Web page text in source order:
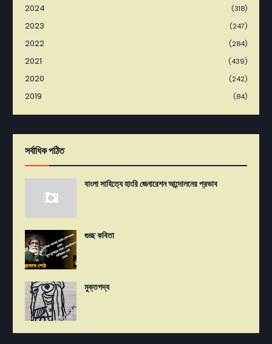
2024 (318)
2023 (247)
2022 (284)
2021 (439)
2020 (242)
2019 (84)
সর্বাধিক পঠিত
বাংলা সাহিত্যে হাংরি জেনারেশন আন্দোলনের প্রভাব
গুচ্ছ কবিতা
মুক্তগদ্য